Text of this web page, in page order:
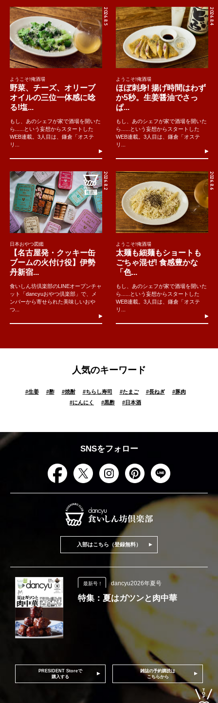
2026.8.5
ようこそ!俺酒場
野菜、チーズ、オリーブ
オイルの三位一体感に唸
る!塩...
もし、あのシェフが家で酒場を開いた
ら......という妄想からスタートした
WEB連載。3人目は、鎌倉「オステ
リ...
2026.8.4
ようこそ!俺酒場
ほぼ刺身! 揚げ時間はわず
か5秒。生姜醤油でさっ
ぱ...
もし、あのシェフが家で酒場を開いた
ら......という妄想からスタートした
WEB連載。3人目は、鎌倉「オステ
リ...
2026.8.2
日本おやつ図鑑
【名古屋発・クッキー缶
ブームの火付け役】伊勢
丹新宿...
食いしん坊倶楽部のLINEオープンチャ
ット「dancyuおやつ倶楽部」で、メ
ンバーから寄せられた美味しいおや
つ...
2026.8.6
ようこそ!俺酒場
太麺も細麺もショートも
ごちゃ混ぜ! 食感豊かな
「色...
もし、あのシェフが家で酒場を開いた
ら......という妄想からスタートした
WEB連載。3人目は、鎌倉「オステ
リ...
人気のキーワード
#生姜 #酢 #焼酎 #ちらし寿司 #たまご #長ねぎ #豚肉
#にんにく #黒酢 #日本酒
SNSをフォロー
入部はこちら（登録無料）
最新号！ dancyu2026年夏号
特集：夏はガツンと肉中華
PRESIDENT Storeで
購入する
雑誌の予約購読は
こちらから